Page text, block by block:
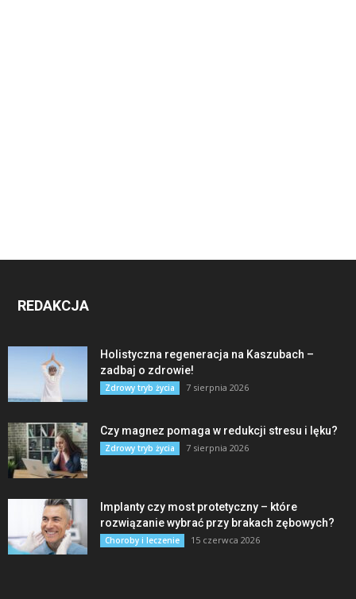
REDAKCJA
Holistyczna regeneracja na Kaszubach –
zadbaj o zdrowie!
Zdrowy tryb życia 7 sierpnia 2026
Czy magnez pomaga w redukcji stresu i lęku?
Zdrowy tryb życia 7 sierpnia 2026
Implanty czy most protetyczny – które
rozwiązanie wybrać przy brakach zębowych?
Choroby i leczenie 15 czerwca 2026